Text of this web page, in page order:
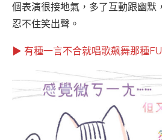
個表演很接地氣，多了互動跟幽默
忍不住笑出聲。
▶ 有種一言不合就唱歌飆舞那種